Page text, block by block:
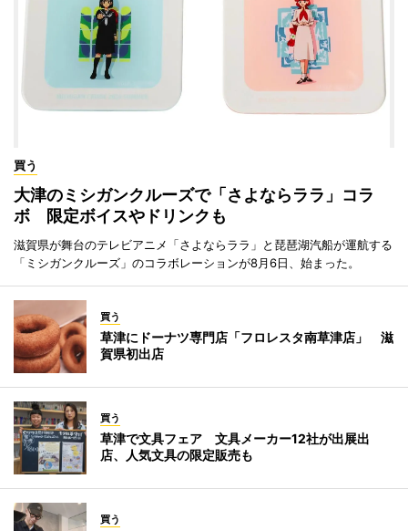
買う
大津のミシガンクルーズで「さよならララ」コラ
ボ 限定ボイスやドリンクも
滋賀県が舞台のテレビアニメ「さよならララ」と琵琶湖汽船が運航する
「ミシガンクルーズ」のコラボレーションが8月6日、始まった。
買う
草津にドーナツ専門店「フロレスタ南草津店」 滋
賀県初出店
買う
草津で文具フェア 文具メーカー12社が出展出
店、人気文具の限定販売も
買う